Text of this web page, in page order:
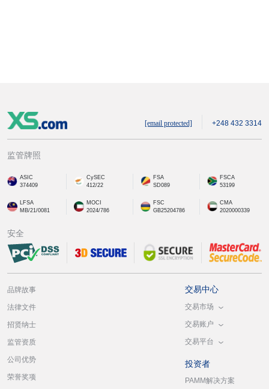
[email protected] +248 432 3314
监管牌照
ASIC
374409
CySEC
412/22
FSA
SD089
FSCA
53199
LFSA
MB/21/0081
MOCI
2024/786
FSC
GB25204786
CMA
2020000339
安全
品牌故事
法律文件
招贤纳士
监管资质
公司优势
荣誉奖项
交易中心
交易市场
交易账户
交易平台
投资者
PAMM解决方案